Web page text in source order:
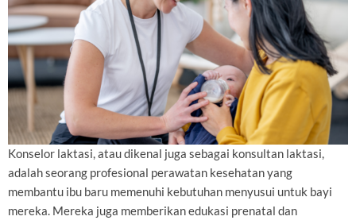
Konselor laktasi, atau dikenal juga sebagai konsultan laktasi,
adalah seorang profesional perawatan kesehatan yang
membantu ibu baru memenuhi kebutuhan menyusui untuk bayi
mereka. Mereka juga memberikan edukasi prenatal dan